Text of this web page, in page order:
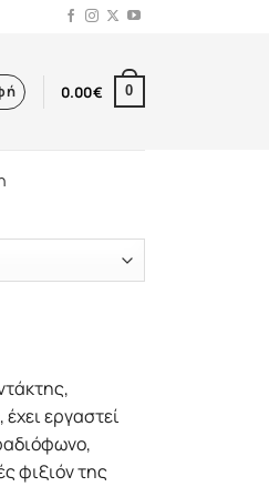
0.00€ 0
εργαστεί
φιξιόν της